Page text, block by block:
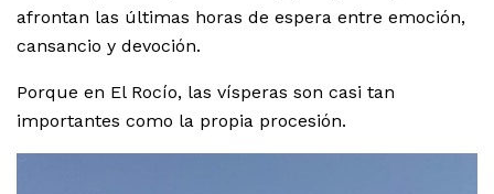
afrontan las últimas horas de espera entre emoción,
cansancio y devoción.
Porque en El Rocío, las vísperas son casi tan
importantes como la propia procesión.